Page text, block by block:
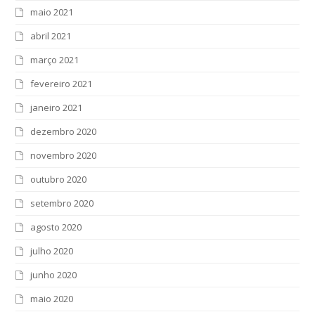
maio 2021
abril 2021
março 2021
fevereiro 2021
janeiro 2021
dezembro 2020
novembro 2020
outubro 2020
setembro 2020
agosto 2020
julho 2020
junho 2020
maio 2020